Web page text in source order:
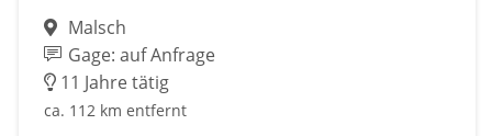
Malsch
Gage: auf Anfrage
11 Jahre tätig
ca. 112 km entfernt